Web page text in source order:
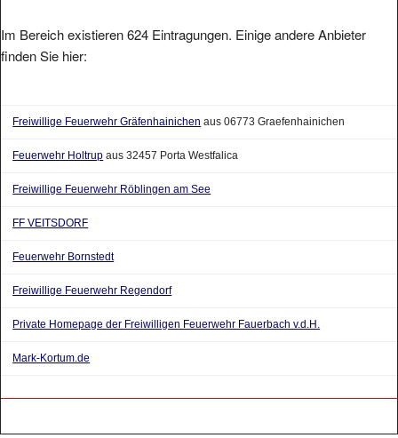
Im Bereich existieren 624 Eintragungen. Einige andere Anbieter
finden Sie hier:
Freiwillige Feuerwehr Gräfenhainichen aus 06773 Graefenhainichen
Feuerwehr Holtrup aus 32457 Porta Westfalica
Freiwillige Feuerwehr Röblingen am See
FF VEITSDORF
Feuerwehr Bornstedt
Freiwillige Feuerwehr Regendorf
Private Homepage der Freiwilligen Feuerwehr Fauerbach v.d.H.
Mark-Kortum.de